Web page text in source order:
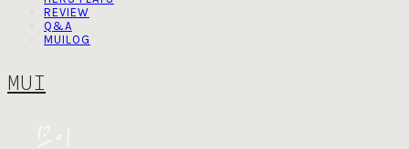
REVIEW
Q&A
MUILOG
MUI